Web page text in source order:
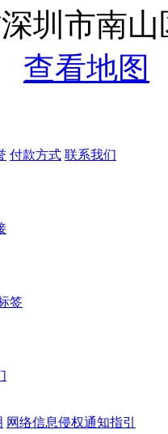
圳市南
查看地图
付款方式 联系我们
签
网络信息侵权通知指引